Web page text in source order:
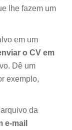
lhe fazem um
em um
o CV em
Dê um
exemplo,
da
e-mail